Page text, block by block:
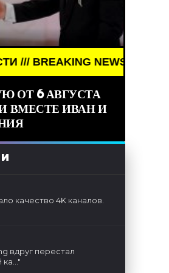
NEWS /// НОВОСТИ
ОТ 6 АВГУСТА
ВМЕСТЕ ИВАН И
качество 4K каналов.
вдруг перестал
"